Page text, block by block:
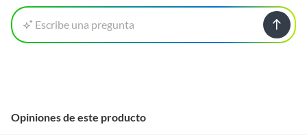
Escribe una pregunta
Opiniones de este producto